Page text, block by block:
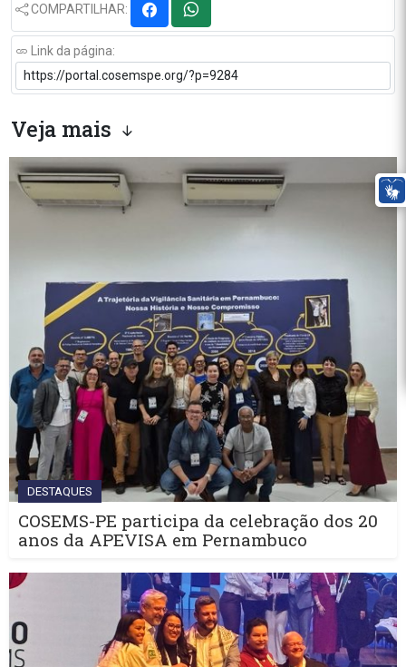
COMPARTILHAR:
Link da página:
Veja mais
DESTAQUES
COSEMS-PE participa da celebração dos 20
anos da APEVISA em Pernambuco